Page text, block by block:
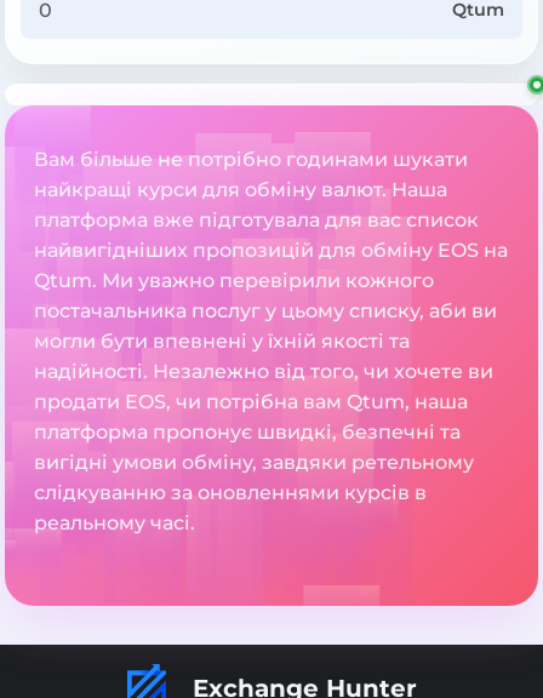
Qtum
Вам більше не потрібно годинами шукати
найкращі курси для обміну валют. Наша
платформа вже підготувала для вас список
найвигідніших пропозицій для обміну EOS на
Qtum. Ми уважно перевірили кожного
постачальника послуг у цьому списку, аби ви
могли бути впевнені у їхній якості та
надійності. Незалежно від того, чи хочете ви
продати EOS, чи потрібна вам Qtum, наша
платформа пропонує швидкі, безпечні та
вигідні умови обміну, завдяки ретельному
слідкуванню за оновленнями курсів в
реальному часі.
Exchange Hunter